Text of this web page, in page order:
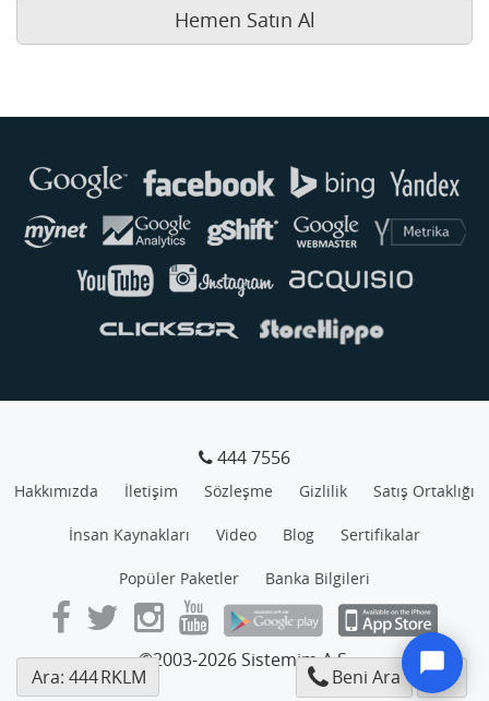
Hemen Satın Al
444 7556
Hakkımızda İletişim Sözleşme Gizlilik Satış Ortaklığı
İnsan Kaynakları Video Blog Sertifikalar
Popüler Paketler Banka Bilgileri
©2003-2026 Sistemim A.Ş.
Ara: 444RKLM Beni Ara
Buse